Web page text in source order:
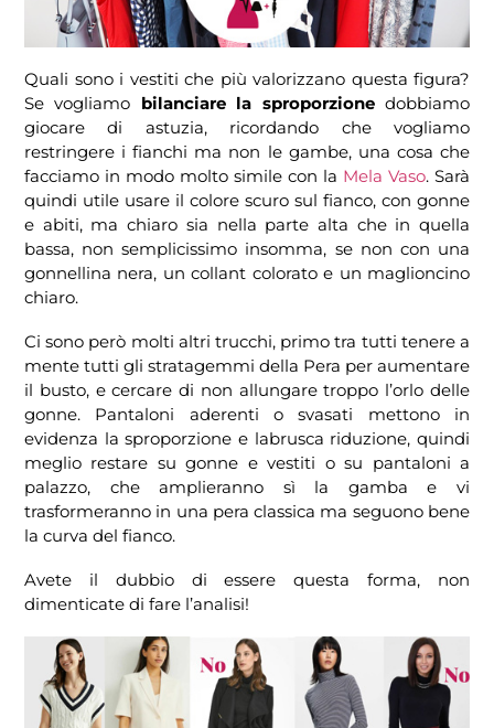
Quali sono i vestiti che più valorizzano questa figura?
Se vogliamo bilanciare la sproporzionedobbiamo
giocare di astuzia, ricordando che vogliamo
restringere i fianchi ma non le gambe, una cosa che
facciamo in modo molto simile con la Mela Vaso. Sarà
quindi utile usare il colore scuro sul fianco, con gonne
e abiti, ma chiaro sia nella parte alta che in quella
bassa, non semplicissimo insomma, se non con una
gonnellina nera, un collant colorato e un maglioncino
chiaro.
Ci sono però molti altri trucchi, primo tra tutti tenere a
mente tutti gli stratagemmi della Pera per aumentare
il busto, e cercare di non allungare troppo l’orlo delle
gonne. Pantaloni aderenti o svasati mettono in
evidenza la sproporzione e labrusca riduzione, quindi
meglio restare su gonne e vestiti o su pantaloni a
palazzo, che amplieranno sì la gamba e vi
trasformeranno in una pera classica ma seguono bene
la curva del fianco.
Avete il dubbio di essere questa forma, non
dimenticate di fare l’analisi!